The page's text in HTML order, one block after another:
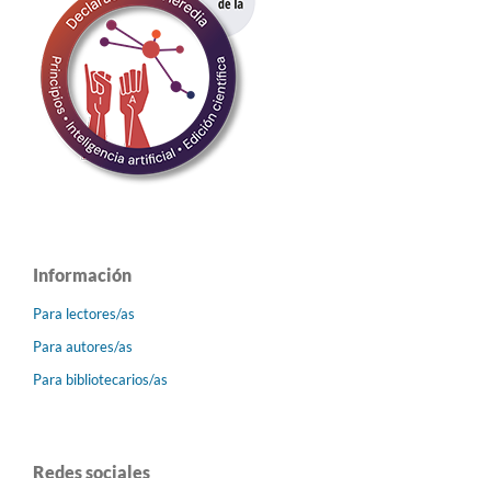
Información
Para lectores/as
Para autores/as
Para bibliotecarios/as
Redes sociales